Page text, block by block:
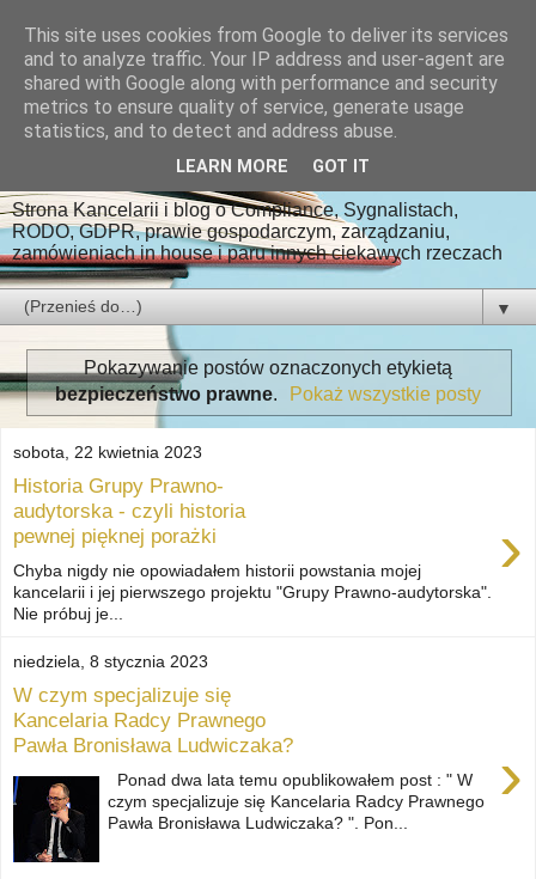
Kancelaria Radcy
Prawnego Paweł
Ludwiczak
Strona Kancelarii i blog o Compliance, Sygnalistach,
RODO, GDPR, prawie gospodarczym, zarządzaniu,
zamówieniach in house i paru innych ciekawych rzeczach
▼
Pokazywanie postów oznaczonych etykietą
bezpieczeństwo prawne. Pokaż wszystkie posty
sobota, 22 kwietnia 2023
Historia Grupy Prawno-
audytorska - czyli historia
pewnej pięknej porażki
›
Chyba nigdy nie opowiadałem historii powstania mojej
kancelarii i jej pierwszego projektu "Grupy Prawno-audytorska".
Nie próbuj je...
niedziela, 8 stycznia 2023
W czym specjalizuje się
Kancelaria Radcy Prawnego
Pawła Bronisława Ludwiczaka?
›
Ponad dwa lata temu opublikowałem post : " W
czym specjalizuje się Kancelaria Radcy Prawnego
Pawła Bronisława Ludwiczaka? ". Pon...
This site uses cookies from Google to deliver its services
and to analyze traffic. Your IP address and user-agent are
shared with Google along with performance and security
metrics to ensure quality of service, generate usage
statistics, and to detect and address abuse.
LEARN MORE GOT IT